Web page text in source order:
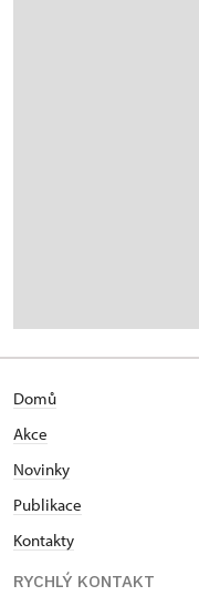
Domů
Akce
Novinky
Publikace
Kontakty
RYCHLÝ KONTAKT